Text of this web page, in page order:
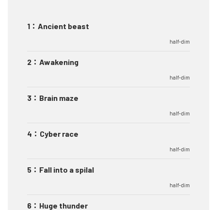
1 ： Ancient beast
half-dim
2 ： Awakening
half-dim
3 ： Brain maze
half-dim
4 ： Cyber race
half-dim
5 ： Fall into a spilal
half-dim
6 ： Huge thunder